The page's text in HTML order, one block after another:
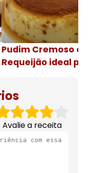
Pudim Cremoso
Requeijão ideal
Avalie a receita